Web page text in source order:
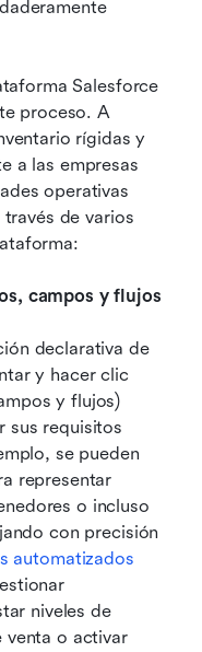
Salesforce
proceso. A
rígidas y
a las empresas
operativas
de varios
campos y flujos
declarativa de
y hacer clic
y flujos)
sus requisitos
se pueden
representar
o incluso
con precisión
automatizados
niveles de
venta o activar